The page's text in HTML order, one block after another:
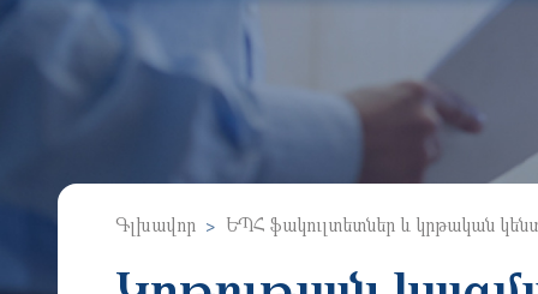
Գլխավոր ԵՊՀ ֆակուլտետներ և կրթական